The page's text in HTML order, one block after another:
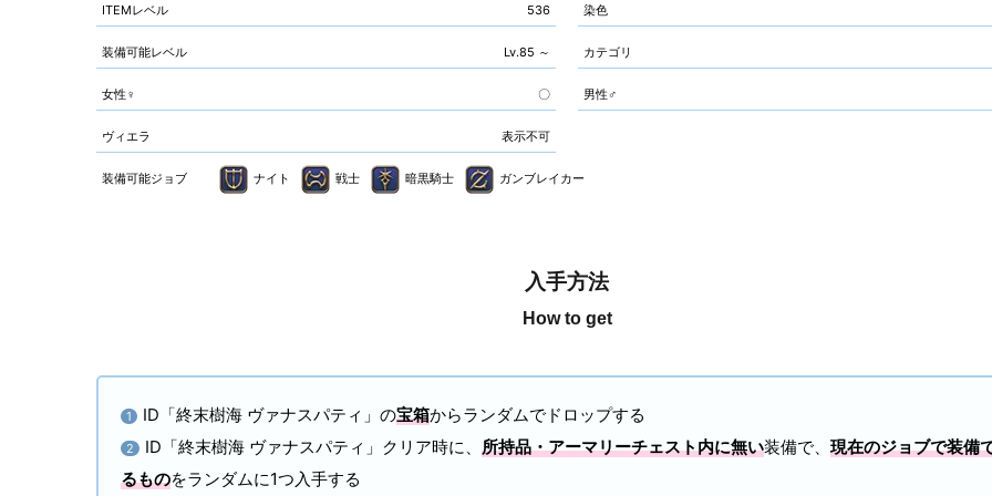
ITEMレベル 536 染色
装備可能レベル Lv.85 ～ カテゴリ
女性♀ 〇 男性♂
ヴィエラ 表示不可
装備可能ジョブ ナイト 戦士 暗黒騎士 ガンブレイカー
入手方法
How to get
1 ID「終末樹海 ヴァナスパティ」の宝箱からランダムでドロップする
2 ID「終末樹海 ヴァナスパティ」クリア時に、 所持品・アーマリーチェスト内に無い装備で、 現在のジョブで装備
るものをランダムに1つ入手する